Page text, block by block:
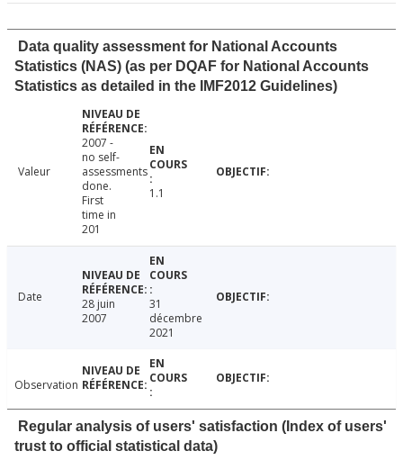
Data quality assessment for National Accounts
Statistics (NAS) (as per DQAF for National Accounts
Statistics as detailed in the IMF2012 Guidelines)
Valeur
2007 -
no self-
assessments
done.
First
time in
201
1.1
Date
28 juin
2007
31
décembre
2021
Observation
Regular analysis of users' satisfaction (Index of users'
trust to official statistical data)